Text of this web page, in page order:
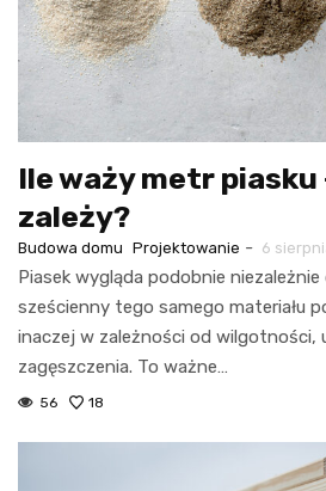
Ile waży metr piasku
zależy?
Budowa domu Projektowanie - 6
Piasek wygląda podobnie
sześcienny tego samego materiału
inaczej w zależności od wilgotności,
zagęszczenia. To ważne…
56 18